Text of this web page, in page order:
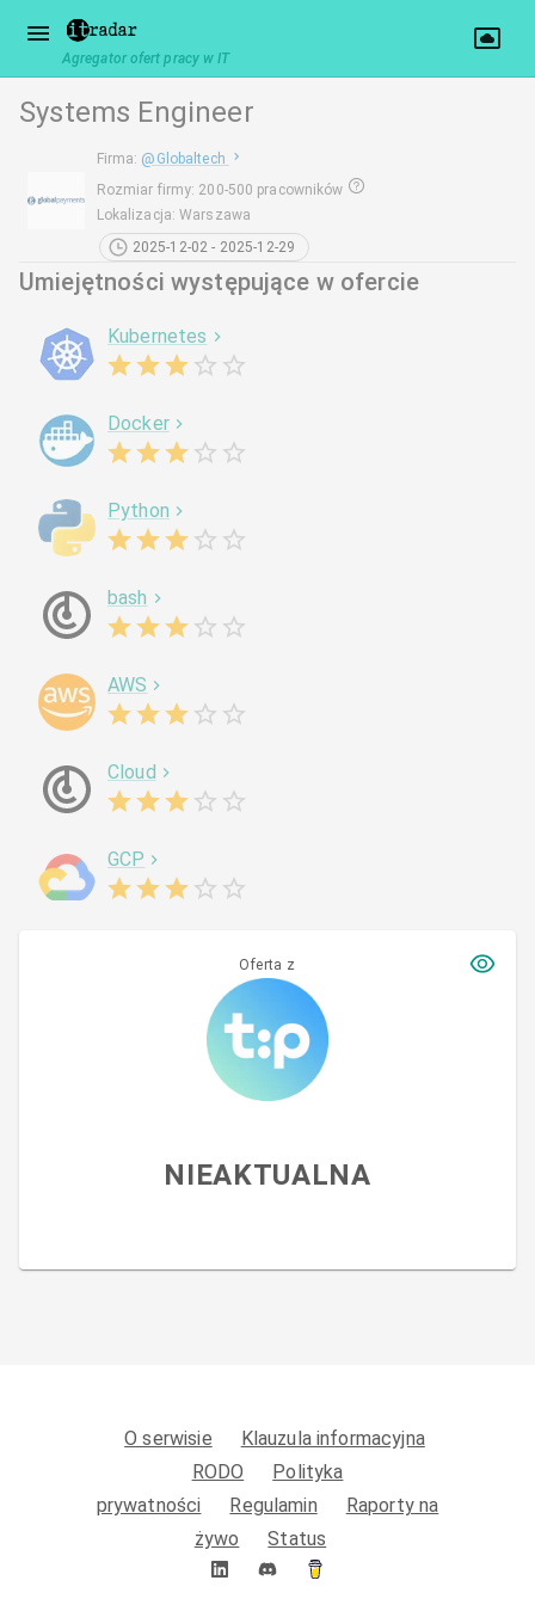
Agregator ofert pracy w IT
Systems Engineer
Firma: @ Globaltech
Rozmiar firmy: 200-500 pracowników
Lokalizacja:Warszawa
2025-12-02 - 2025-12-29
Umiejętności występujące w ofercie
Kubernetes
Docker
Python
bash
AWS
Cloud
GCP
Oferta z
NIEAKTUALNA
O serwisie
Klauzula informacyjna
RODO
Polityka
prywatności
Regulamin
Raporty na
żywo
Status